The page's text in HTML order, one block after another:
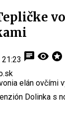
chat visibility stars
Dolinka s